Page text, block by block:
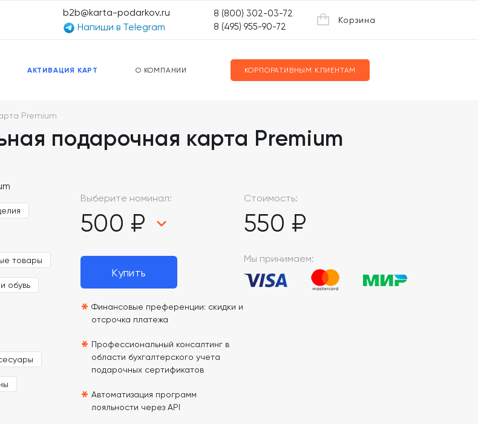
АКТИВАЦИЯ КАРТ О КОМПАНИИ КОРПОРАТИВНЫМ КЛИЕНТАМ
b2b@karta-podarkov.ru
Напиши в Telegram
8 (800) 302-03-72
8 (495) 955-90-72
Корзина
ПРЕДОПЛАЧЕННЫЕ КАРТЫ
Premium
подарочная карта Premium
товары
обувь
Выберите номинал:
500 ₽
Стоимость:
550 ₽
Купить
* Финансовые преференции: скидки и
отсрочка платежа
* Профессиональный консалтинг в
области бухгалтерского учета
подарочных сертификатов
* Автоматизация программ
лояльности через API
Мы принимаем: